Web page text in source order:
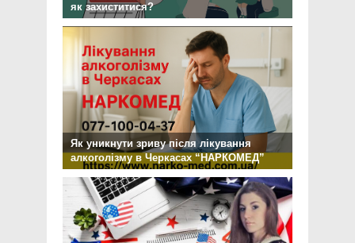
як захиститися?
Як уникнути зриву після лікування
алкоголізму в Черкасах “НАРКОМЕД”